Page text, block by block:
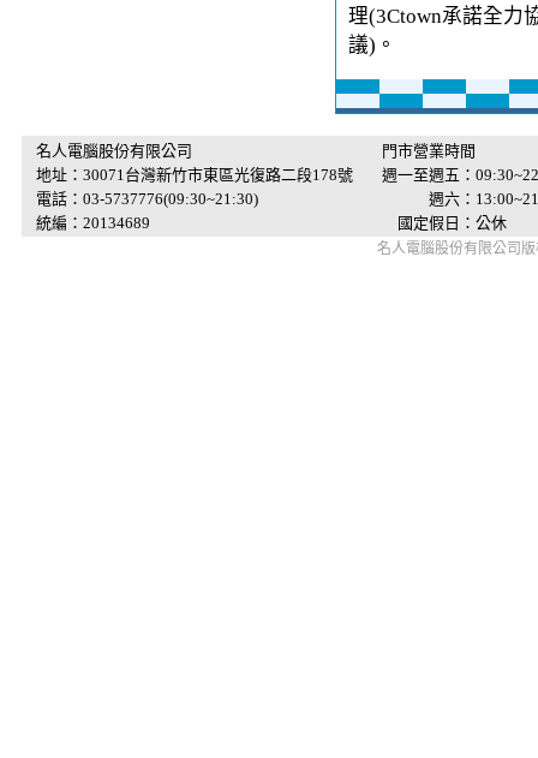
理(3Ctown承諾全力
議)。
名人電腦股份有限公司
地址：30071台灣新竹市東區光復路二段178號
電話：03-5737776(09:30~21:30)
統編：20134689
門市營業時間
週一至週五：
週六：
國定假日：公休
名人電腦股份有限公司版